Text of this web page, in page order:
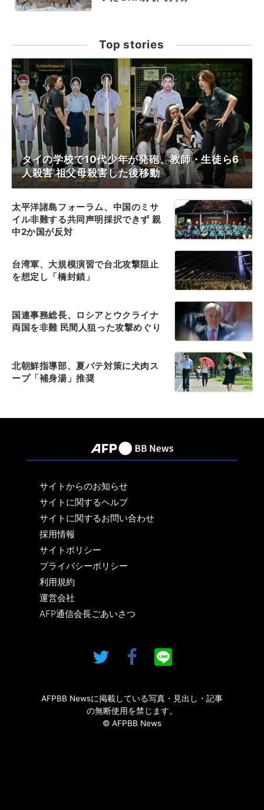
Top stories
タイの学校で10代少年が発砲、教師・生徒ら6
人殺害 祖父母殺害した後移動
太平洋諸島フォーラム、中国のミサ
イル非難する共同声明採択できず 親
中2か国が反対
台湾軍、大規模演習で台北攻撃阻止
を想定し「橋封鎖」
国連事務総長、ロシアとウクライナ
両国を非難 民間人狙った攻撃めぐり
北朝鮮指導部、夏バテ対策に犬肉ス
ープ「補身湯」推奨
サイトからのお知らせ
サイトに関するヘルプ
サイトに関するお問い合わせ
採用情報
サイトポリシー
プライバシーポリシー
利用規約
運営会社
AFP通信会長ごあいさつ
AFPBB Newsに掲載している写真・見出し・記事
の無断使用を禁じます。
© AFPBB News